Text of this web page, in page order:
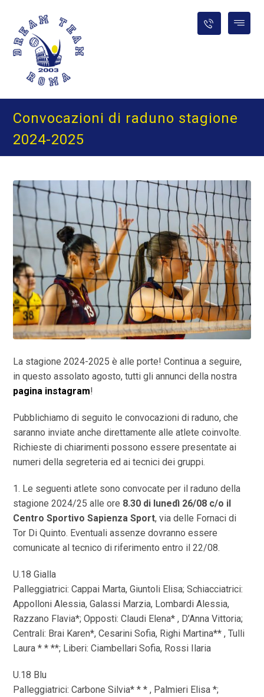
Convocazioni di raduno stagione
2024-2025
La stagione 2024-2025 è alle porte! Continua a seguire,
in questo assolato agosto, tutti gli annunci della nostra
pagina instagram!
Pubblichiamo di seguito le convocazioni di raduno, che
saranno inviate anche direttamente alle atlete coinvolte.
Richieste di chiarimenti possono essere presentate ai
numeri della segreteria ed ai tecnici dei gruppi.
1. Le seguenti atlete sono convocate per il raduno della
stagione 2024/25 alle ore 8.30 di lunedì 26/08 c/o il
Centro Sportivo Sapienza Sport, via delle Fornaci di
Tor Di Quinto. Eventuali assenze dovranno essere
comunicate al tecnico di riferimento entro il 22/08.
U.18 Gialla
Palleggiatrici: Cappai Marta, Giuntoli Elisa; Schiacciatrici:
Appolloni Alessia, Galassi Marzia, Lombardi Alessia,
Razzano Flavia*; Opposti: Claudi Elena* , D’Anna Vittoria;
Centrali: Brai Karen*, Cesarini Sofia, Righi Martina** , Tulli
Laura * * **; Liberi: Ciambellari Sofia, Rossi Ilaria
U.18 Blu
Palleggiatrici: Carbone Silvia* * * , Palmieri Elisa *;